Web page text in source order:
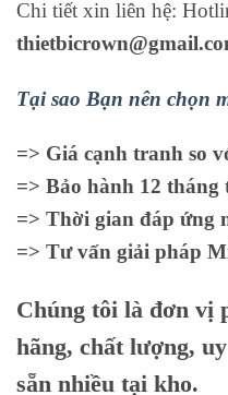
Chi tiết xin liên hệ:
Tại sao Bạn nên chọn
=> Giá cạnh tranh so
=> Bảo hành 12 tháng
=> Thời gian đáp ứng
=> Tư vấn giải pháp
Chúng tôi là đơn vị
hãng, chất lượng,
sẵn nhiều tại kho.